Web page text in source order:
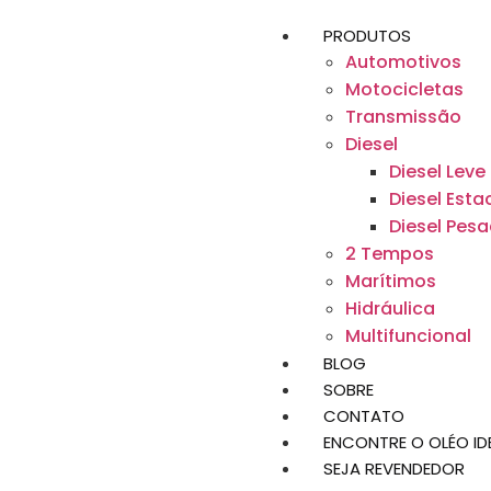
PRODUTOS
Automotivos
Motocicletas
Transmissão
Diesel
Diesel Leve
Diesel
Diesel
2 Tempos
Marítimos
Hidráulica
Multifuncional
BLOG
SOBRE
CONTATO
ENCONTRE O OLÉO
SEJA REVENDEDOR